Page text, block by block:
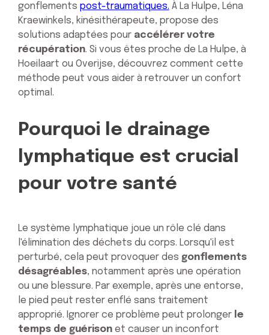
gonflements post-traumatiques. À La Hulpe, Léna
Kraewinkels, kinésithérapeute, propose des
solutions adaptées pour accélérer votre
récupération. Si vous êtes proche de La Hulpe, à
Hoeilaart ou Overijse, découvrez comment cette
méthode peut vous aider à retrouver un confort
optimal.
Pourquoi le drainage
lymphatique est crucial
pour votre santé
Le système lymphatique joue un rôle clé dans
l'élimination des déchets du corps. Lorsqu'il est
perturbé, cela peut provoquer des gonflements
désagréables, notamment après une opération
ou une blessure. Par exemple, après une entorse,
le pied peut rester enflé sans traitement
approprié. Ignorer ce problème peut prolonger le
temps de guérisonet causer un inconfort